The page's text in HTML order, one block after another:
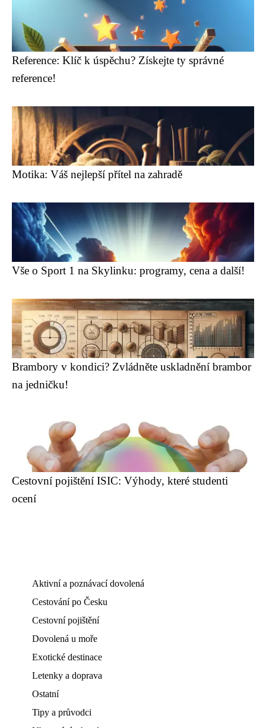
Reference: Klíč k úspěchu? Získejte ty správné
reference!
Motika: Váš nejlepší přítel na zahradě
Vše o Sport 1 na Skylinku: programy, cena a další!
Brambory v kondici? Zvládněte uskladnění brambor
na jedničku!
Cestovní pojištění ISIC: Výhody, které studenti
ocení
Aktivní a poznávací dovolená
Cestování po Česku
Cestovní pojištění
Dovolená u moře
Exotické destinace
Letenky a doprava
Ostatní
Tipy a průvodci